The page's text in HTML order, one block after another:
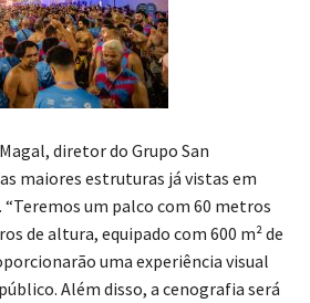
diretor do Grupo San
maiores estruturas já vistas em
um palco com 60 metros
de altura, equipado com 600 m² de
uma experiência visual
Além disso, a cenografia será